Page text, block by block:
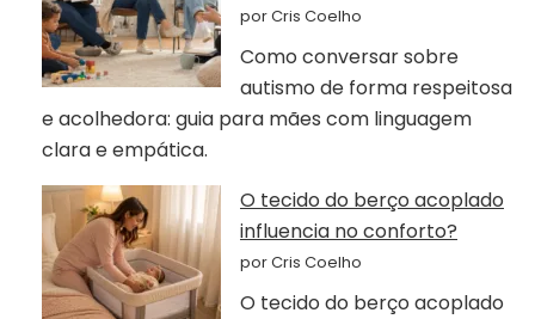
por Cris Coelho
Como conversar sobre
autismo de forma respeitosa
e acolhedora: guia para mães com linguagem
clara e empática.
O tecido do berço acoplado
influencia no conforto?
por Cris Coelho
O tecido do berço acoplado